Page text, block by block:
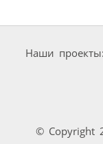
Наши проекты:
© Copyright